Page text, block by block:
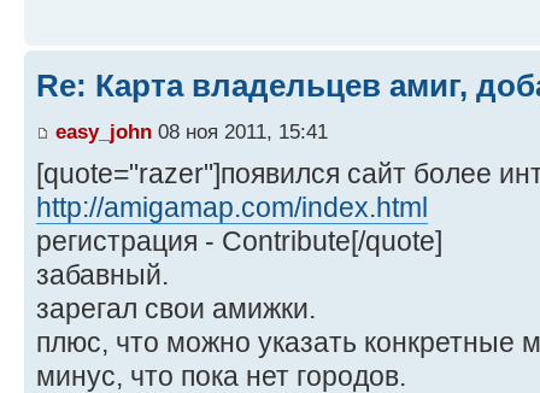
Re: Карта владельцев амиг,
easy_john 08 ноя 2011, 15:41
[quote="razer"]появился сайт более
http://amigamap.com/index.html
регистрация - Contribute[/quote]
забавный.
зарегал свои амижки.
плюс, что можно указать конкретные
минус, что пока нет городов.